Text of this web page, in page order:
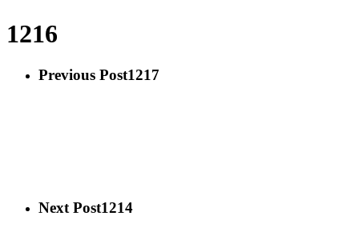
1216
Previous Post1217
Next Post1214